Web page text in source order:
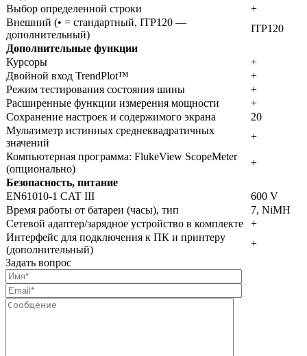
Выбор определенной строки
+
Внешний (• = стандартный, ITP120 —
дополнительный)
ITP120
Дополнительные функции
Курсоры
+
Двойной вход TrendPlot™
+
Режим тестирования состояния шины
+
Расширенные функции измерения мощности
+
Сохранение настроек и содержимого экрана
20
Мультиметр истинных среднеквадратичных
значений
+
Компьютерная программа: FlukeView ScopeMeter
(опционально)
+
Безопасность, питание
EN61010-1 CAT III
600 V
Время работы от батареи (часы), тип
7, NiMH
Сетевой адаптер/зарядное устройство в комплекте
+
Интерфейс для подключения к ПК и принтеру
(дополнительный)
+
Задать вопрос